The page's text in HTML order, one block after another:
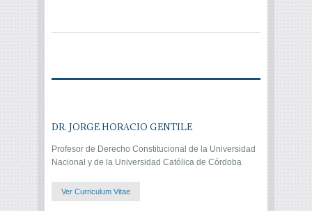
DR. JORGE HORACIO GENTILE
Profesor de Derecho Constitucional de la Universidad
Nacional y de la Universidad Católica de Córdoba
Ver Curriculum Vitae